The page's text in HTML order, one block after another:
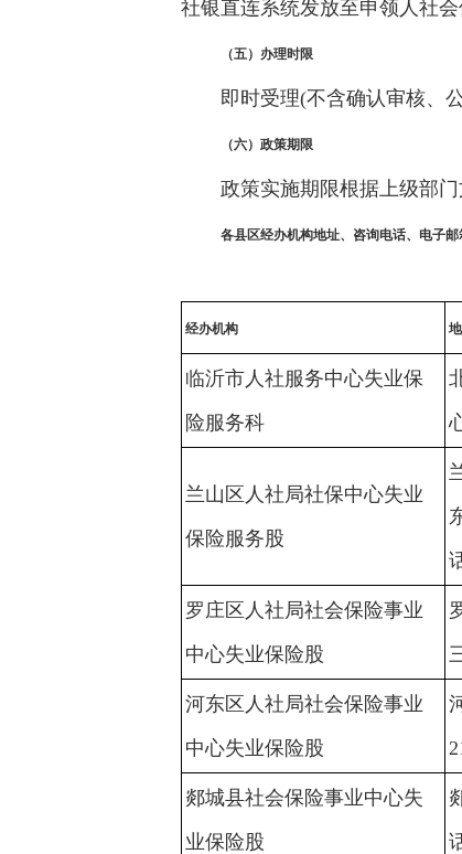
社银直连系统发放至申领人社会
（五）办理时限
即时受理(不含确认审核、
（六）政策期限
政策实施期限根据上级部门
各县区经办机构地址、咨询电话、电子邮
经办机构
临沂市人社服务中心失业保
险服务科
兰山区人社局社保中心失业
保险服务股
罗庄区人社局社会保险事业
中心失业保险股
河东区人社局社会保险事业
中心失业保险股
郯城县社会保险事业中心失
业保险股